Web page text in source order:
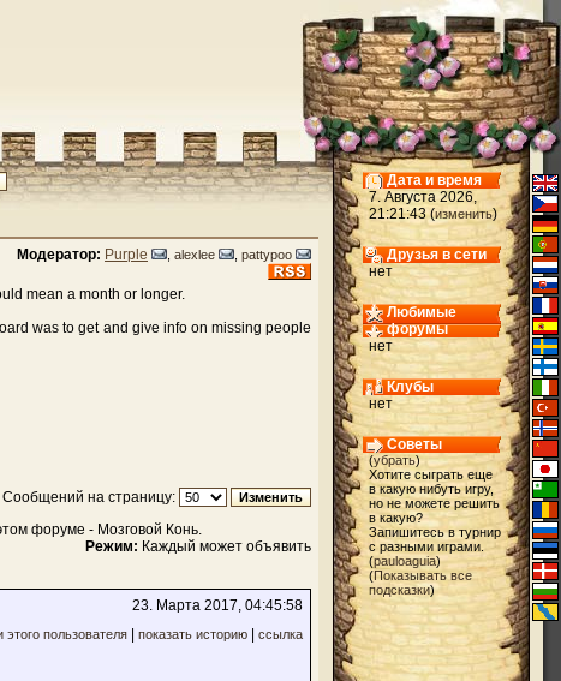
Модератор: Purple alexlee pattypoo
mean a month or longer.
was to get and give info on missing people
Сообщений на страницу:
форуме - Мозговой Конь.
Режим: Каждый может объявить
23. Марта 2017, 04:45:58
этого пользователя показать историю
ссылка
Дата и время
7. Августа 2026,
21:21:43 (изменить)
Друзья в сети
нет
Любимые
форумы
нет
Клубы
нет
Советы
(убрать)
Хотите сыграть еще
в какую нибуть игру,
но не можете решить
в какую?
Запишитесь в турнир
с разными играми.
(pauloaguia)
(Показывать все
подсказки)